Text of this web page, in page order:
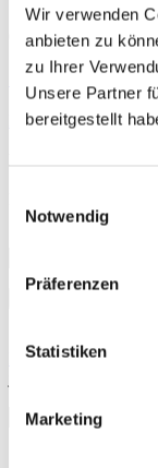
Wir verwenden
anbieten zu
zu Ihrer
Unsere Partner
bereitgestellt
Notwendig
Präferenzen
Statistiken
Marketing
Sep.19
09:00-17:00
Kalender anzeigen
Newsletter
Studien und
Datenschutzerklärung
Suchen